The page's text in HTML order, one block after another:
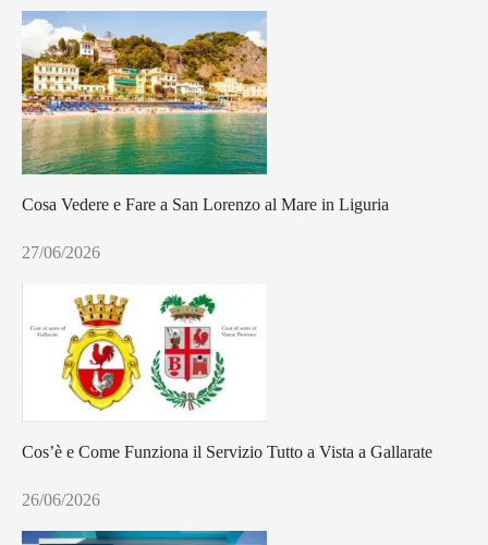
Cosa Vedere e Fare a San Lorenzo al Mare in Liguria
27/06/2026
Cos’è e Come Funziona il Servizio Tutto a Vista a Gallarate
26/06/2026